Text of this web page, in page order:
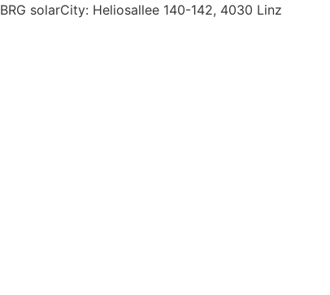
BRG solarCity: Heliosallee 140-142, 4030 Linz